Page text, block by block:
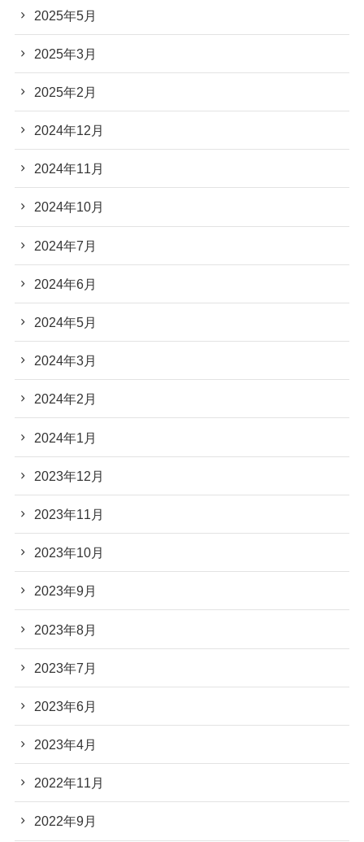
2025年5月
2025年3月
2025年2月
2024年12月
2024年11月
2024年10月
2024年7月
2024年6月
2024年5月
2024年3月
2024年2月
2024年1月
2023年12月
2023年11月
2023年10月
2023年9月
2023年8月
2023年7月
2023年6月
2023年4月
2022年11月
2022年9月